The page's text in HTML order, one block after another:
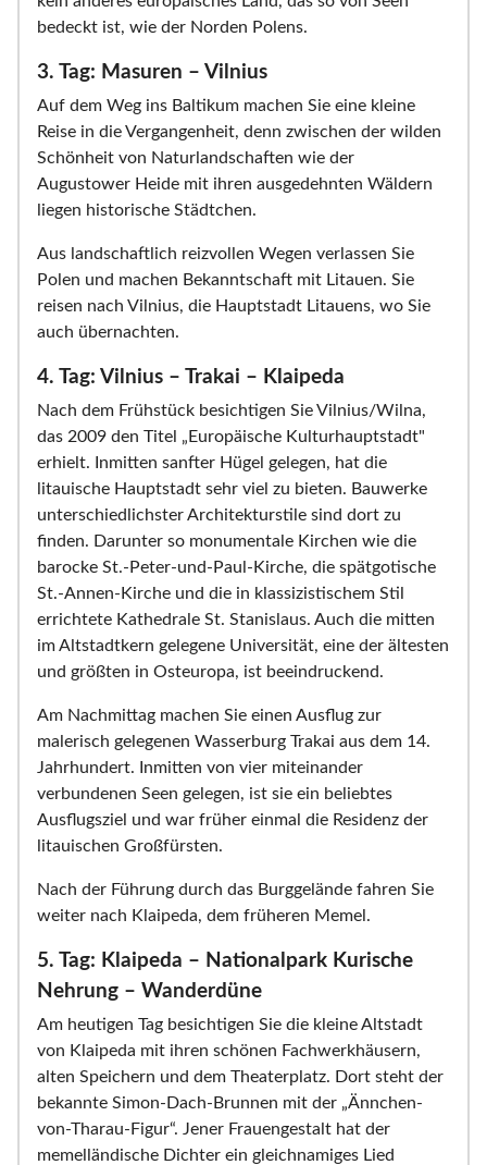
bedeckt ist, wie der Norden Polens.
3. Tag: Masuren – Vilnius
Auf dem Weg ins Baltikum machen Sie eine kleine
Reise in die Vergangenheit, denn zwischen der wilden
Schönheit von Naturlandschaften wie der
Augustower Heide mit ihren ausgedehnten Wäldern
liegen historische Städtchen.
Aus landschaftlich reizvollen Wegen verlassen Sie
Polen und machen Bekanntschaft mit Litauen. Sie
reisen nach Vilnius, die Hauptstadt Litauens, wo Sie
auch übernachten.
4. Tag: Vilnius – Trakai – Klaipeda
Nach dem Frühstück besichtigen Sie Vilnius/Wilna,
das 2009 den Titel „Europäische Kulturhauptstadt"
erhielt. Inmitten sanfter Hügel gelegen, hat die
litauische Hauptstadt sehr viel zu bieten. Bauwerke
unterschiedlichster Architekturstile sind dort zu
finden. Darunter so monumentale Kirchen wie die
barocke St.-Peter-und-Paul-Kirche, die spätgotische
St.-Annen-Kirche und die in klassizistischem Stil
errichtete Kathedrale St. Stanislaus. Auch die mitten
im Altstadtkern gelegene Universität, eine der ältesten
und größten in Osteuropa, ist beeindruckend.
Am Nachmittag machen Sie einen Ausflug zur
malerisch gelegenen Wasserburg Trakai aus dem 14.
Jahrhundert. Inmitten von vier miteinander
verbundenen Seen gelegen, ist sie ein beliebtes
Ausflugsziel und war früher einmal die Residenz der
litauischen Großfürsten.
Nach der Führung durch das Burggelände fahren Sie
weiter nach Klaipeda, dem früheren Memel.
5. Tag: Klaipeda – Nationalpark Kurische
Nehrung – Wanderdüne
Am heutigen Tag besichtigen Sie die kleine Altstadt
von Klaipeda mit ihren schönen Fachwerkhäusern,
alten Speichern und dem Theaterplatz. Dort steht der
bekannte Simon-Dach-Brunnen mit der „Ännchen-
von-Tharau-Figur“. Jener Frauengestalt hat der
memelländische Dichter ein gleichnamiges Lied